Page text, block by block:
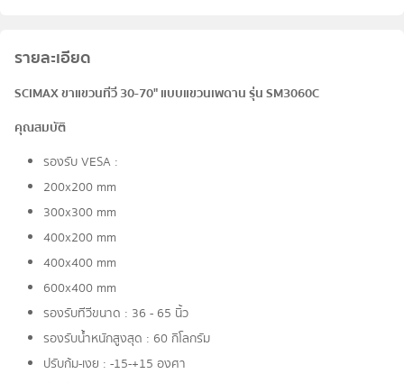
รายละเอียด
SCIMAX ขาแขวนทีวี 30-70" แบบแขวนเพดาน รุ่น SM3060C
คุณสมบัติ
รองรับ VESA :
200x200 mm
300x300 mm
400x200 mm
400x400 mm
600x400 mm
รองรับทีวีขนาด : 36 - 65 นิ้ว
รองรับน้ำหนักสูงสุด : 60 กิโลกรัม
ปรับก้ม-เงย : -15-+15 องศา